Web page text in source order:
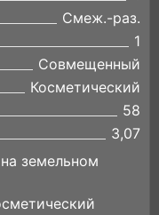
Смеж.-раз.
1
Совмещенный
Косметический
58
3,07
земельном